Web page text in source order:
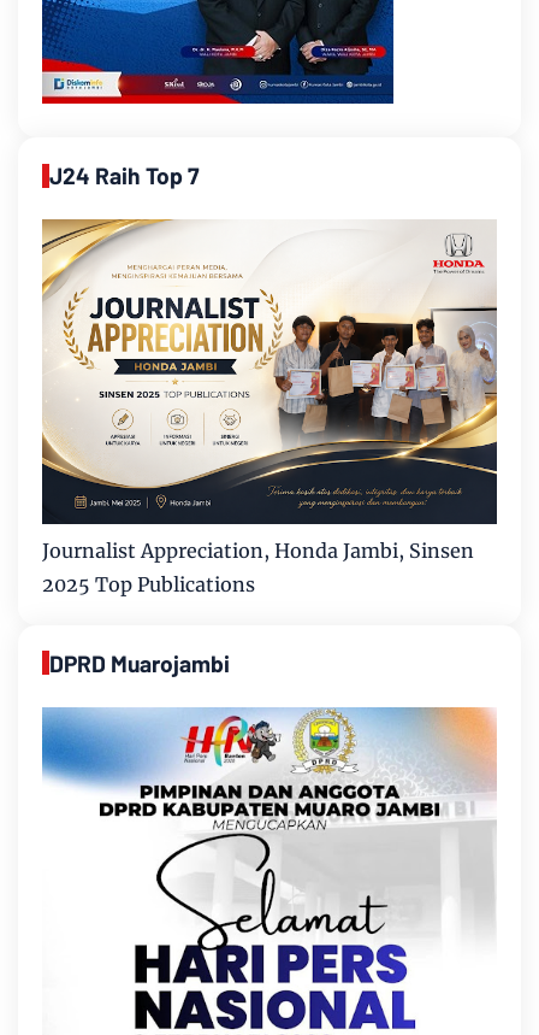
J24 Raih Top 7
Journalist Appreciation, Honda Jambi, Sinsen
2025 Top Publications
DPRD Muarojambi